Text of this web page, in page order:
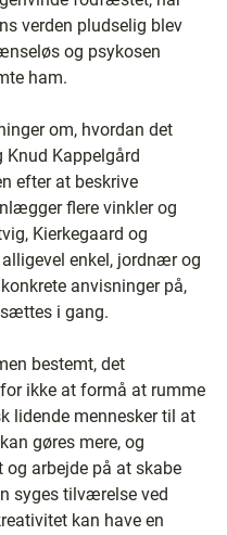
verden pludselig blev
og psykosen
ham.
om, hvordan det
Kappelgård
efter at beskrive
flere vinkler og
Kierkegaard og
enkel, jordnær og
anvisninger på,
i gang.
bestemt, det
ikke at formå at rumme
lidende mennesker til at
gøres mere, og
arbejde på at skabe
syges tilværelse ved
kan have en